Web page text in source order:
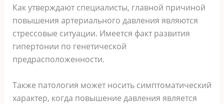
Как утверждают специалисты, главной причиной
повышения артериального давления являются
стрессовые ситуации. Имеется факт развития
гипертонии по генетической
предрасположенности.
Также патология может носить симптоматический
характер, когда повышение давления является